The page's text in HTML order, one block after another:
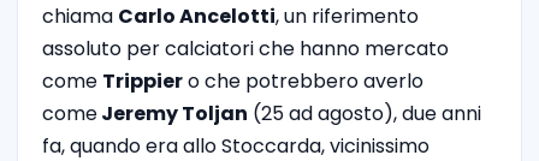
chiama Carlo Ancelotti, un riferimento
assoluto per calciatori che hanno mercato
come Trippiero che potrebbero averlo
comeJeremy Toljan (25 ad agosto), due anni
fa, quando era allo Stoccarda, vicinissimo